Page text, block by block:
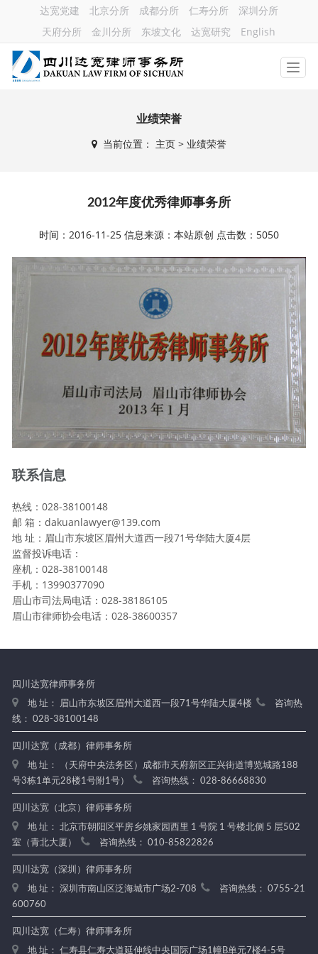
达宽党建 北京分所 成都分所 仁寿分所
深圳分所
天府分所
金川分所 东坡文化 达宽研究 English
业绩荣誉
当前位置： 主页> 业绩荣誉
2012年度优秀律师事务所
时间：2016-11-25 信息来源：本站原创 点击数：5050
联系信息
热线：028-38100148
邮 箱：dakuanlawyer@139.com
地 址：眉山市东坡区眉州大道西一段71号华陆大厦4层
监督投诉电话：
座机：028-38100148
手机：13990377090
眉山市司法局电话：028-38186105
眉山市律师协会电话：028-38600357
四川达宽律师事务所
地 址： 眉山市东坡区眉州大道西一段71号华陆大厦4楼
咨询热
线： 028-38100148
四川达宽（成都）律师事务所
地 址： （天府中央法务区）成都市天府新区正兴街道博览城路188
号3栋1单元28楼1号附1号）
咨询热线： 028-86668830
四川达宽（北京）律师事务所
地 址： 北京市朝阳区平房乡姚家园西里 1 号院 1 号楼北侧 5 层502
室（青北大厦）
咨询热线： 010-85822826
四川达宽（深圳）律师事务所
地 址： 深圳市南山区泛海城市广场2-708
咨询热线： 0755-21
600760
四川达宽（仁寿）律师事务所
地 址： 仁寿县仁寿大道延伸线中央国际广场1幢B单元7楼4-5号